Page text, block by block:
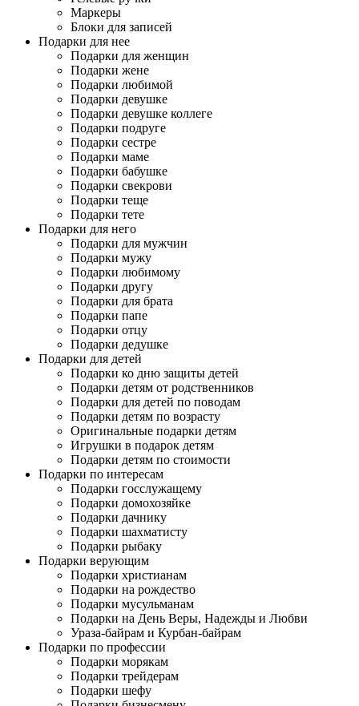
Маркеры
Блоки для записей
Подарки для нее
Подарки для женщин
Подарки жене
Подарки любимой
Подарки девушке
Подарки девушке коллеге
Подарки подруге
Подарки сестре
Подарки маме
Подарки бабушке
Подарки свекрови
Подарки теще
Подарки тете
Подарки для него
Подарки для мужчин
Подарки мужу
Подарки любимому
Подарки другу
Подарки для брата
Подарки папе
Подарки отцу
Подарки дедушке
Подарки для детей
Подарки ко дню защиты детей
Подарки детям от родственников
Подарки для детей по поводам
Подарки детям по возрасту
Оригинальные подарки детям
Игрушки в подарок детям
Подарки детям по стоимости
Подарки по интересам
Подарки госслужащему
Подарки домохозяйке
Подарки дачнику
Подарки шахматисту
Подарки рыбаку
Подарки верующим
Подарки христианам
Подарки на рождество
Подарки мусульманам
Подарки на День Веры, Надежды и Любви
Ураза-байрам и Курбан-байрам
Подарки по профессии
Подарки морякам
Подарки трейдерам
Подарки шефу